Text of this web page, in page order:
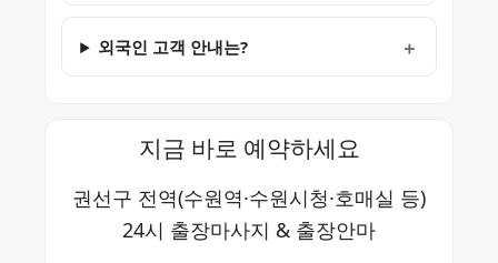
외국인 고객 안내는?
지금 바로 예약하세요
권선구 전역(수원역·수원시청·호매실 등)
24시 출장마사지 & 출장안마